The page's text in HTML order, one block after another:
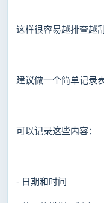
这样很容易越排查越乱
建议做一个简单记录表
可以记录这些内容：
- 日期和时间